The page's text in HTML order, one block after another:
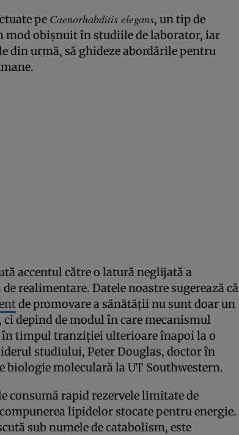
pe Caenorhabditis elegans, un tip de
obișnuit în studiile de laborator, iar
din urmă, să ghideze abordările pentru
accentul către o latură neglijată a
realimentare. Datele noastre sugerează că
de promovare a sănătății nu sunt doar un
depind de modul în care mecanismul
în timpul tranziției ulterioare înapoi la o
studiului, Peter Douglas, doctor în
biologie moleculară la UT Southwestern.
consumă rapid rezervele limitate de
lipidelor stocate pentru energie.
sub numele de catabolism, este